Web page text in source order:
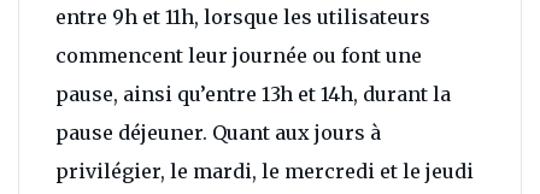
entre 9h et 11h, lorsque les utilisateurs
commencent leur journée ou font une
pause, ainsi qu’entre 13h et 14h, durant la
pause déjeuner. Quant aux jours à
privilégier, le mardi, le mercredi et le jeudi